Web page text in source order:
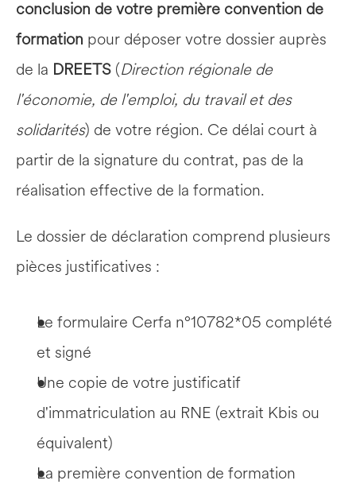
conclusion de votre première convention de
formation pour déposer votre dossier auprès
de la DREETS (Direction régionale de
l'économie, de l'emploi, du travail et des
solidarités) de votre région. Ce délai court à
partir de la signature du contrat, pas de la
réalisation effective de la formation.
Le dossier de déclaration comprend plusieurs
pièces justificatives :
Le formulaire Cerfa n°10782*05 complété
et signé
Une copie de votre justificatif
d'immatriculation au RNE (extrait Kbis ou
équivalent)
La première convention de formation